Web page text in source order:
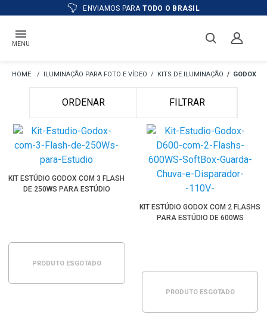
ENVIAMOS PARA TODO O BRASIL
MENU
ILUMINAÇÃO PARA FOTO E VÍDEO KITS DE ILUMINAÇÃO GODOX
ORDENAR FILTRAR
KIT ESTÚDIO GODOX COM 3 FLASH
DE 250WS PARA ESTÚDIO
PRODUTO ESGOTADO
KIT ESTÚDIO GODOX COM 2 FLASHS
PARA ESTÚDIO DE 600WS
PRODUTO ESGOTADO